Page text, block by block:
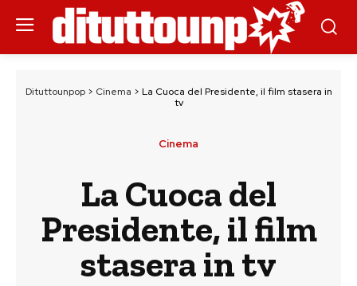
Dituttounpop> Cinema > La Cuoca del Presidente, il film stasera in
tv
Cinema
La Cuoca del
Presidente, il film
stasera in tv